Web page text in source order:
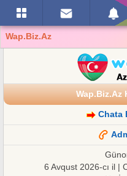
Wap.Biz.Az
Wap.Biz.Az
Chata
6 Avqust 2026-cı il |